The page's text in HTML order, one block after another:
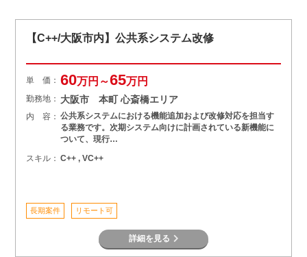
【C++/大阪市内】公共系システム改修
単 価： 60万円～65万円
勤務地： 大阪市 本町 心斎橋エリア
内 容： 公共系システムにおける機能追加および改修対応を担当す
る業務です。次期システム向けに計画されている新機能に
ついて、現行…
スキル： C++ , VC++
長期案件 リモート可
詳細を見る